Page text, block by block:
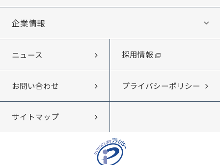
エキテン byGMOについて
ITオフショア開発
Web制作・受託開発
企業情報DB byGMO
IR情報
IRニュース
IRライブラリー
企業情報
企業情報
メッセージ
会社概要・アクセス
ニュース 採用情報
お問い合わせ プライバシーポリシー
サイトマップ